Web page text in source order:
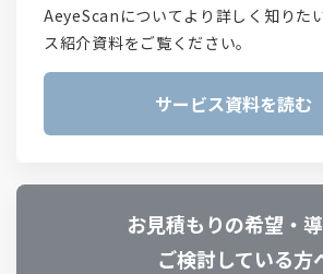
AeyeScanについてより詳しく知りた
ス紹介資料をご覧ください。
サービス資料を読む
お見積もりの希望・
ご検討している方